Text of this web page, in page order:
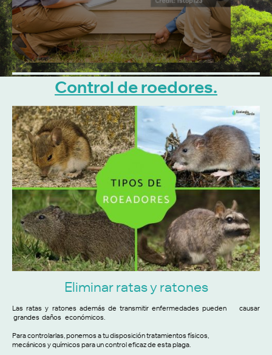
Control de roedores.
Eliminar ratas y ratones
Las ratas y ratones además de transmitir enfermedades pueden causar
grandes daños económicos.
Para controlarlas, ponemos a tu disposición tratamientos físicos,
mecánicos y químicos para un control eficaz de esta plaga.